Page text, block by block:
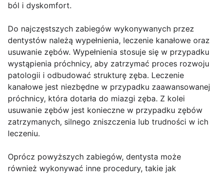
ból i dyskomfort.
Do najczęstszych zabiegów wykonywanych przez
dentystów należą wypełnienia, leczenie kanałowe oraz
usuwanie zębów. Wypełnienia stosuje się w przypadku
wystąpienia próchnicy, aby zatrzymać proces rozwoju
patologii i odbudować strukturę zęba. Leczenie
kanałowe jest niezbędne w przypadku zaawansowanej
próchnicy, która dotarła do miazgi zęba. Z kolei
usuwanie zębów jest konieczne w przypadku zębów
zatrzymanych, silnego zniszczenia lub trudności w ich
leczeniu.
Oprócz powyższych zabiegów, dentysta może
również wykonywać inne procedury, takie jak